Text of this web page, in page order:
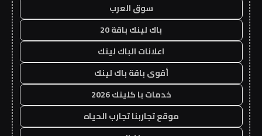
سوق العرب
باك لينك باقة 20
اعلانات الباك لينك
أقوى باقة باك لينك
خدمات با كلينك 2026
موقع تجاربنا تجارب الحياه